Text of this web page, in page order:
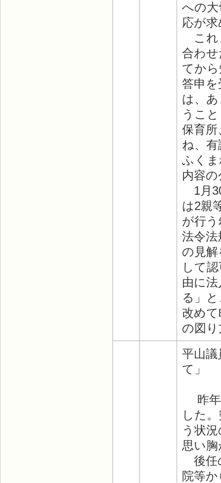
への
応が
これ
合わ
てか
答申
は、
うこ
保育
ね、
ふく
内容
1月
は2親
が行
法令
の見
して
由に
る」
改め
の図
平山
て」
昨年
した
う状
思い
後任
院等